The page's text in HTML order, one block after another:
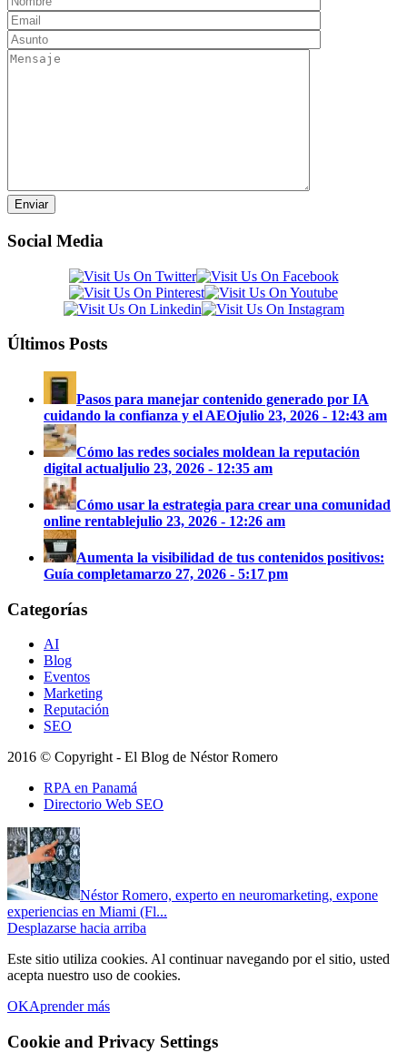
Social Media
Últimos Posts
Pasos para manejar contenido generado por IA
cuidando la confianza y el AEOjulio 23, 2026 - 12:43 am
Cómo las redes sociales moldean la reputación
digital actualjulio 23, 2026 - 12:35 am
Cómo usar la estrategia para crear una comunidad
online rentablejulio 23, 2026 - 12:26 am
Aumenta la visibilidad de tus contenidos positivos:
Guía completamarzo 27, 2026 - 5:17 pm
Categorías
AI
Blog
Eventos
Marketing
Reputación
SEO
2016 © Copyright - El Blog de Néstor Romero
RPA en Panamá
Directorio Web SEO
Néstor Romero, experto en neuromarketing, expone
experiencias en Miami (Fl...
Desplazarse hacia arriba
Este sitio utiliza cookies. Al continuar navegando por el sitio, usted
acepta nuestro uso de cookies.
OKAprender más
Cookie and Privacy Settings